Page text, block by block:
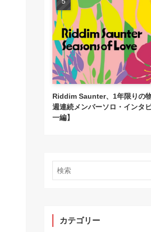
Riddim Saunter、1年限りの
週連続メンバーソロ・インタ
一編】
カテゴリー